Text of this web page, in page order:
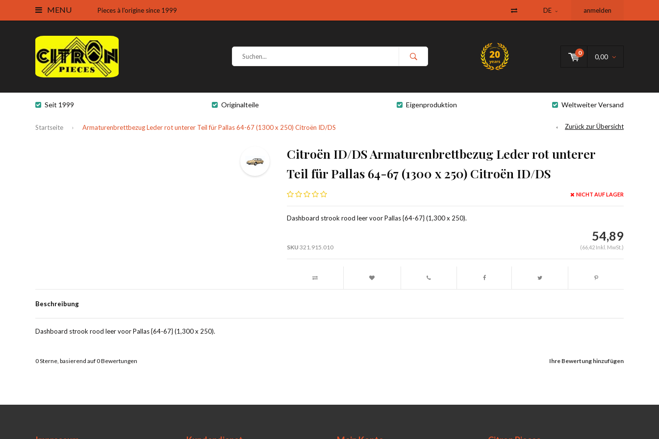
MENU Pieces à l'origine since 1999 DE anmelden
0
0,00
Seit 1999 Originalteile Eigenproduktion Weltweiter Versand
Startseite Armaturenbrettbezug Leder rot unterer Teil für Pallas 64-67 (1300 x 250) Citroën ID/DS Zurück zur Übersicht
Citroën ID/DS Armaturenbrettbezug Leder rot unterer
Teil für Pallas 64-67 (1300 x 250) Citroën ID/DS
NICHT AUF LAGER
Dashboard strook rood leer voor Pallas {64-67} (1,300 x 250).
SKU 321.915.010
54,89
(66,42 Inkl. MwSt.)
Beschreibung
Dashboard strook rood leer voor Pallas {64-67} (1,300 x 250).
Ihre Bewertung hinzufügen
0Sterne, basierend auf0Bewertungen